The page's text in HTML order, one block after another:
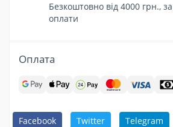
Безкоштовно від 4000 грн.,
оплати
Оплата
Facebook Twitter Telegram